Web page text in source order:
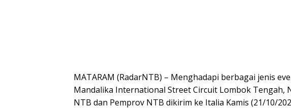
MATARAM (RadarNTB) – Menghadapi berbagai jenis
Mandalika International Street Circuit Lombok Tengah,
NTB dan Pemprov NTB dikirim ke Italia Kamis (21/10/